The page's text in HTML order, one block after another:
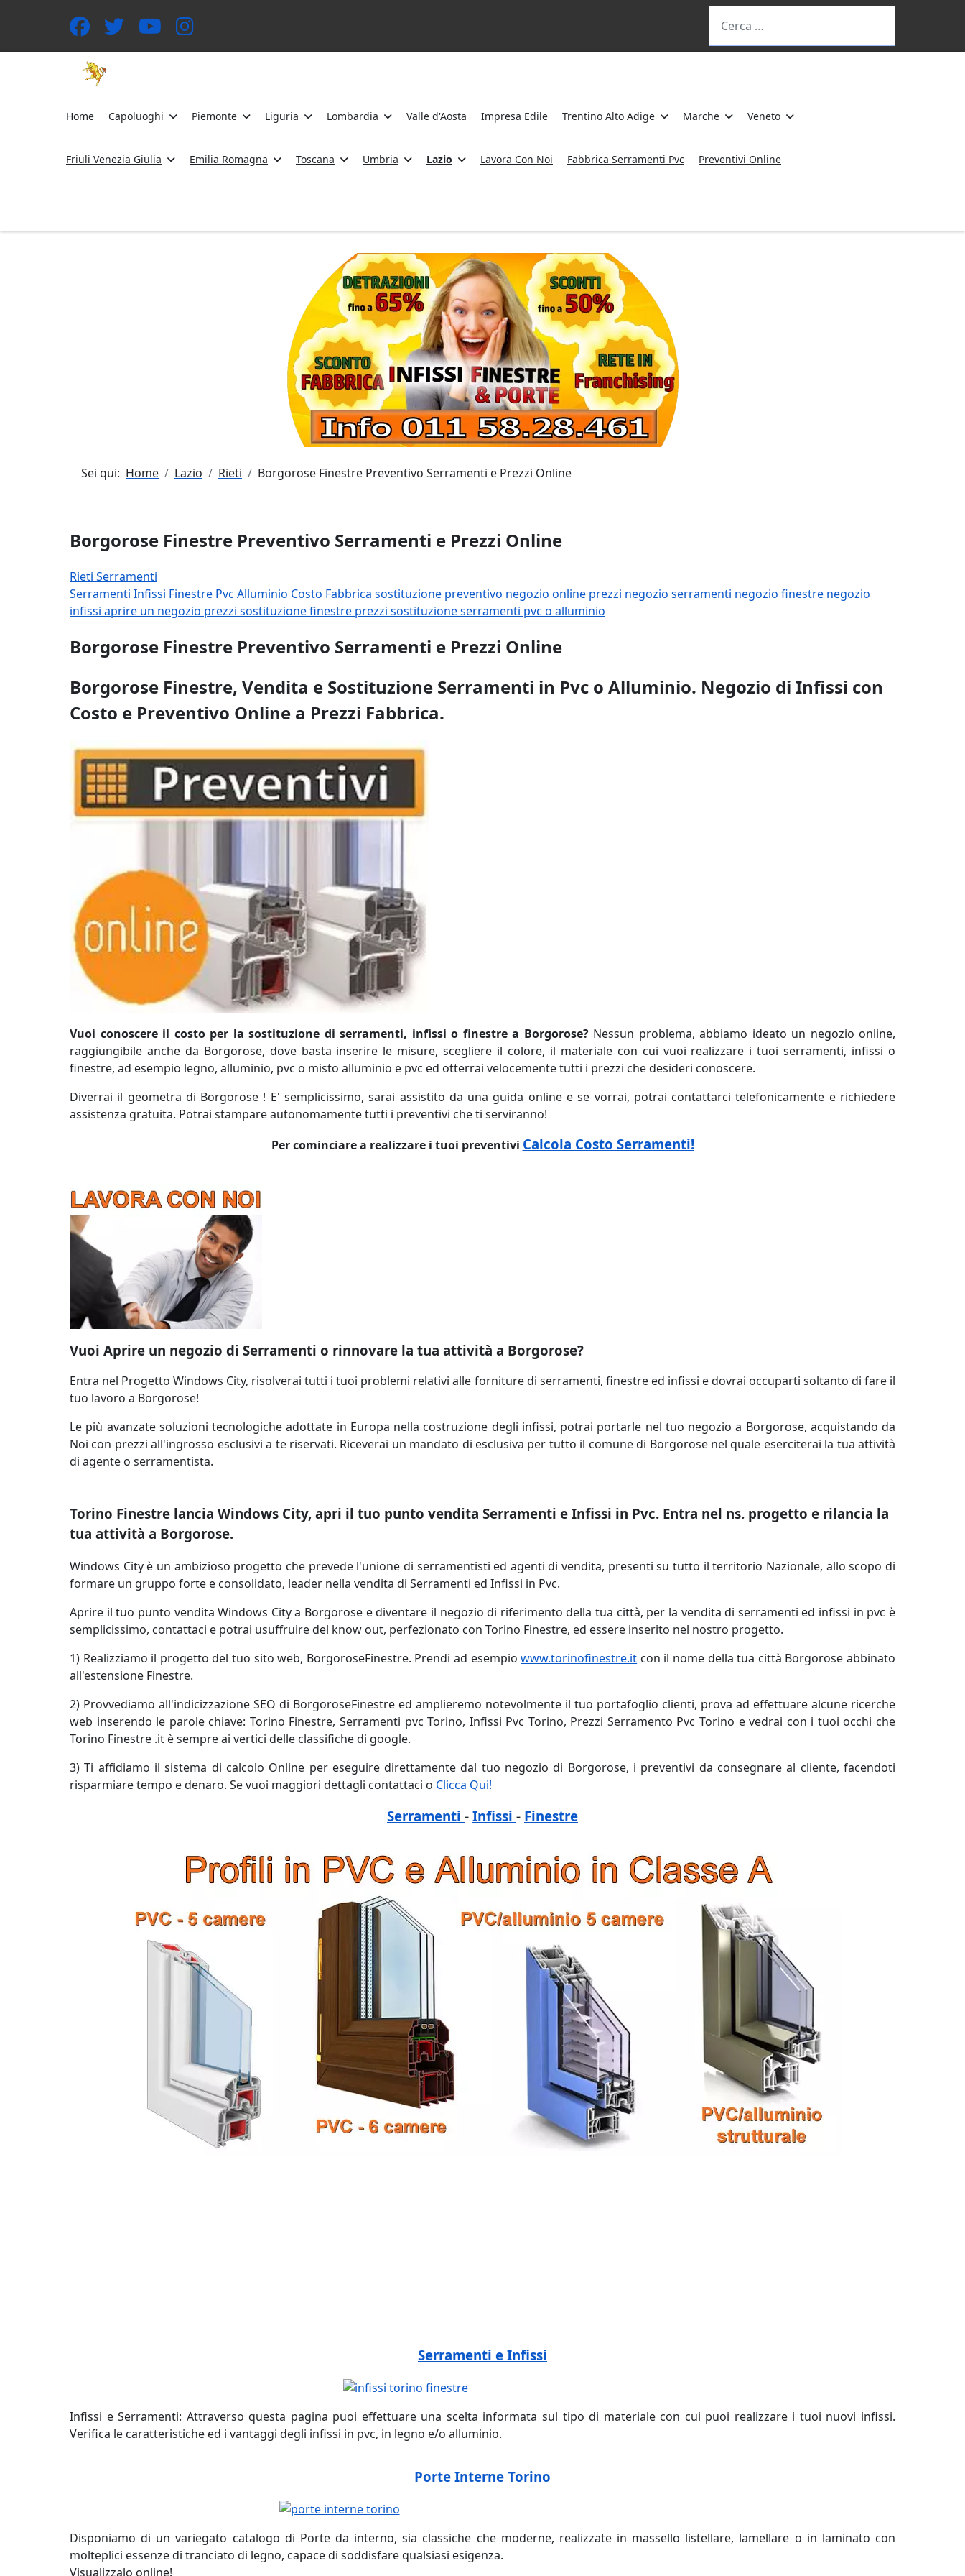
Home Capoluoghi Piemonte Liguria Lombardia Valle d'Aosta Impresa Edile Trentino Alto Adige Marche Veneto
Friuli Venezia Giulia Emilia Romagna Toscana Umbria Lazio Lavora Con Noi Fabbrica Serramenti Pvc Preventivi Online
Sei qui: Home Lazio Rieti Borgorose Finestre Preventivo Serramenti e Prezzi Online
Borgorose Finestre Preventivo Serramenti e Prezzi Online
Rieti Serramenti
Serramenti Infissi Finestre Pvc Alluminio Costo Fabbrica sostituzione preventivo negozio online prezzi negozio serramenti negozio finestre negozio
infissi aprire un negozio prezzi sostituzione finestre prezzi sostituzione serramenti pvc o alluminio
Borgorose Finestre Preventivo Serramenti e Prezzi Online
Borgorose Finestre, Vendita e Sostituzione Serramenti in Pvc o Alluminio. Negozio di Infissi con
Costo e Preventivo Online a Prezzi Fabbrica.
Vuoi conoscere il costo per la sostituzione di serramenti, infissi o finestre a Borgorose?Nessun problema, abbiamo ideato un negozio online,
raggiungibile anche da Borgorose, dove basta inserire le misure, scegliere il colore, il materiale con cui vuoi realizzare i tuoi serramenti, infissi o
finestre, ad esempio legno, alluminio, pvc o misto alluminio e pvc ed otterrai velocemente tutti i prezzi che desideri conoscere.
Diverrai il geometra di Borgorose ! E' semplicissimo, sarai assistito da una guida online e se vorrai, potrai contattarci telefonicamente e richiedere
assistenza gratuita. Potrai stampare autonomamente tutti i preventivi che ti serviranno!
Per cominciare a realizzare i tuoi preventivi Calcola Costo Serramenti!
Vuoi Aprire un negozio di Serramenti o rinnovare la tua attività a Borgorose?
Entra nel Progetto Windows City, risolverai tutti i tuoi problemi relativi alle forniture di serramenti, finestre ed infissi e dovrai occuparti soltanto di fare il
tuo lavoro a Borgorose!
Le più avanzate soluzioni tecnologiche adottate in Europa nella costruzione degli infissi, potrai portarle nel tuo negozio a Borgorose, acquistando da
Noi con prezzi all'ingrosso esclusivi a te riservati. Riceverai un mandato di esclusiva per tutto il comune di Borgorose nel quale eserciterai la tua attività
di agente o serramentista.
Torino Finestre lancia Windows City, apri il tuo punto vendita Serramenti e Infissi in Pvc. Entra nel ns. progetto e rilancia la
tua attività a Borgorose.
Windows City è un ambizioso progetto che prevede l'unione di serramentisti ed agenti di vendita, presenti su tutto il territorio Nazionale, allo scopo di
formare un gruppo forte e consolidato, leader nella vendita di Serramenti ed Infissi in Pvc.
Aprire il tuo punto vendita Windows City a Borgorose e diventare il negozio di riferimento della tua città, per la vendita di serramenti ed infissi in pvc è
semplicissimo, contattaci e potrai usuffruire del know out, perfezionato con Torino Finestre, ed essere inserito nel nostro progetto.
1) Realizziamo il progetto del tuo sito web, BorgoroseFinestre. Prendi ad esempiowww.torinofinestre.it con il nome della tua città Borgorose abbinato
all'estensione Finestre.
2) Provvediamo all'indicizzazione SEO di BorgoroseFinestre ed amplieremo notevolmente il tuo portafoglio clienti, prova ad effettuare alcune ricerche
web inserendo le parole chiave: Torino Finestre, Serramenti pvc Torino, Infissi Pvc Torino, Prezzi Serramento Pvc Torino e vedrai con i tuoi occhi che
Torino Finestre .it è sempre ai vertici delle classifiche di google.
3) Ti affidiamo il sistema di calcolo Online per eseguire direttamente dal tuo negozio di Borgorose, i preventivi da consegnare al cliente, facendoti
risparmiare tempo e denaro. Se vuoi maggiori dettagli contattaci o Clicca Qui!
Serramenti - Infissi - Finestre
Serramenti e Infissi
Infissi e Serramenti: Attraverso questa pagina puoi effettuare una scelta informata sul tipo di materiale con cui puoi realizzare i tuoi nuovi infissi.
Verifica le caratteristiche ed i vantaggi degli infissi in pvc, in legno e/o alluminio.
Porte Interne Torino
Disponiamo di un variegato catalogo di Porte da interno, sia classiche che moderne, realizzate in massello listellare, lamellare o in laminato con
molteplici essenze di tranciato di legno, capace di soddisfare qualsiasi esigenza.
Visualizzalo online!